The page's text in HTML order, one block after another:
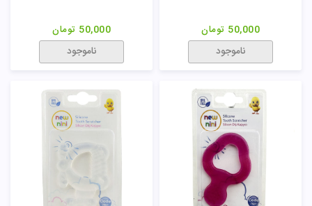
50,000 تومان
ناموجود
50,000 تومان
ناموجود